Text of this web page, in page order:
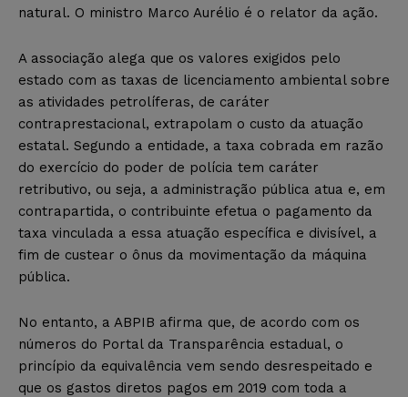
natural. O ministro Marco Aurélio é o relator da ação.
A associação alega que os valores exigidos pelo
estado com as taxas de licenciamento ambiental sobre
as atividades petrolíferas, de caráter
contraprestacional, extrapolam o custo da atuação
estatal. Segundo a entidade, a taxa cobrada em razão
do exercício do poder de polícia tem caráter
retributivo, ou seja, a administração pública atua e, em
contrapartida, o contribuinte efetua o pagamento da
taxa vinculada a essa atuação específica e divisível, a
fim de custear o ônus da movimentação da máquina
pública.
No entanto, a ABPIB afirma que, de acordo com os
números do Portal da Transparência estadual, o
princípio da equivalência vem sendo desrespeitado e
que os gastos diretos pagos em 2019 com toda a